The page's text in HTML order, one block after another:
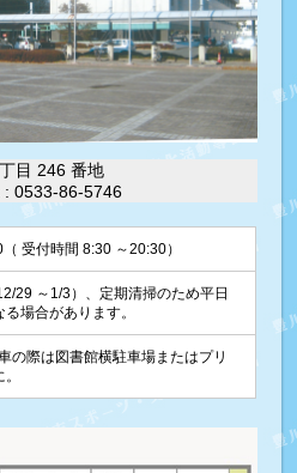
目 246 番地
0533-86-5746
受付時間 8:30 ～20:30）
29 ～1/3）、定期清掃のため平日
場合があります。
際は図書館横駐車場またはプリ